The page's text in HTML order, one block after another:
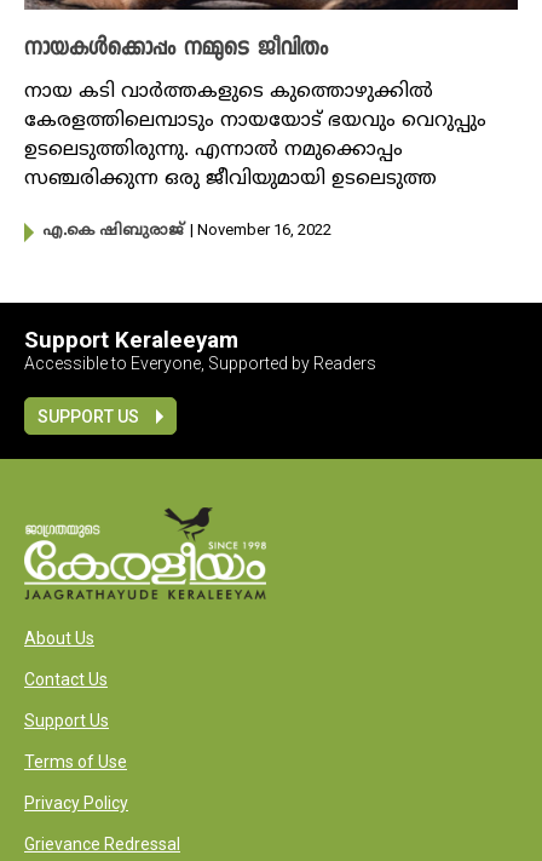
നായകള്‍ക്കൊപ്പം നമ്മുടെ ജീവിതം
നായ കടി വാർത്തകളു‍ടെ കുത്തൊഴുക്കിൽ
കേരളത്തിലെമ്പാടും നായയോട് ഭയവും വെറുപ്പും
ഉടലെടുത്തിരുന്നു. എന്നാൽ നമുക്കൊപ്പം
സഞ്ചരിക്കുന്ന ഒരു ജീവിയുമായി ഉടലെടുത്ത
എ.കെ ഷിബുരാജ് | November 16, 2022
Support Keraleeyam
Accessible to Everyone, Supported by Readers
SUPPORT US
About Us
Contact Us
Support Us
Terms of Use
Privacy Policy
Grievance Redressal